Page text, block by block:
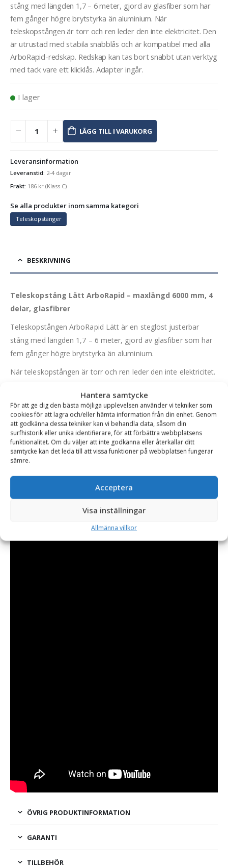
Hantera samtycke
För att ge dig den bästa möjliga upplevelsen använder vi tekniker som
cookies för att lagra och/eller hämta information från din enhet. Genom
att godkänna dessa tekniker kan vi behandla data, såsom din
surfhistorik eller unika identifierare, för att förbättra webbplatsens
funktionalitet. Om du väljer att inte godkänna eller återkallar ditt
samtycke kan det leda till att vissa funktioner på webbplatsen fungerar
sämre.
Acceptera
Visa inställningar
Allmänna villkor
stång med längden 1,7 – 6 meter, gjord av glasfiber som har
fem gånger högre brytstyrka än aluminium. När
teleskopstången är torr och ren leder den inte elektricitet. Den
är utrustad med stabila snabblås och är kompatibel med alla
ArboRapid-redskap. Redskap kan tas bort snabbt utan verktyg
med tack vare ett klicklås. Adapter ingår.
I lager
LÄGG TILL I VARUKORG
Leveransinformation
Leveranstid: 2-4 dagar
Frakt: 186 kr (Klass C)
Se alla produkter inom samma kategori
Teleskopstänger
BESKRIVNING
Teleskopstång Lätt ArboRapid – maxlängd 6000 mm, 4
delar, glasfibrer
Teleskopstången ArboRapid Lätt är en steglöst justerbar
stång med längden 1,7 – 6 meter, gjord av glasfiber som har
fem gånger högre brytstyrka än aluminium.
När teleskopstången är torr och ren leder den inte elektricitet.
Den är utrustad med stabila snabblås och är kompatibel med
alla ArboRapid-redskap. Redskap kan tas bort snabbt utan
verktyg med tack vare ett klicklås.
Adapter ingår.
ÖVRIG PRODUKTINFORMATION
GARANTI
TILLBEHÖR